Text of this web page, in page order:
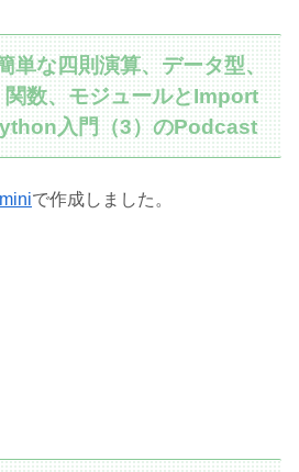
単な四則演算、データ型、
関数、モジュールとImport
入門（3）のPodcast
で作成しました。